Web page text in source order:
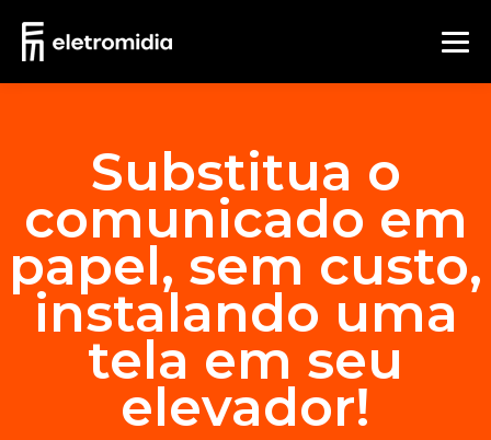
Substitua o
comunicado em
papel, sem custo,
instalando uma
tela em seu
elevador!